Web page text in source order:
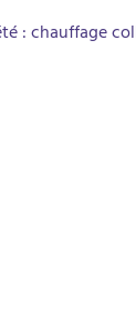
: chauffage